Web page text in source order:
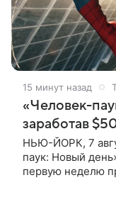
15 минут назад
«Человек-
заработав
НЬЮ-ЙОРК, 7
паук: Новый
первую неделю